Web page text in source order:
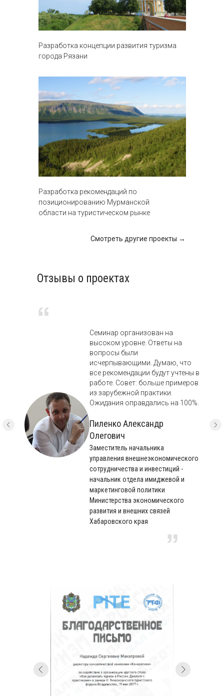
Разработка концепции развития туризма
города Рязани
Разработка рекомендаций по
позиционированию Мурманской
области на туристическом рынке
Отзывы о проектах
Смотреть другие проекты →
Семинар организован на
высоком уровне. Ответы на
вопросы были
исчерпывающими. Думаю, что
все рекомендации будут учтены в
работе. Совет: больше примеров
из зарубежной практики.
Ожидания оправдались на 100%.
Пиленко Александр
Олегович
Заместитель начальника
управления внешнеэкономического
сотрудничества и инвестиций -
начальник отдела имиджевой и
маркетинговой политики
Министерства экономического
развития и внешних связей
Хабаровского края